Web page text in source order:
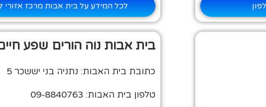
לכל המידע על בית אבות מרכז אזורי
בית אבות נוה הורים שפע
כתובת בית האבות: נתניה בני יששכר 5
טלפון בית האבות: 09-8840763